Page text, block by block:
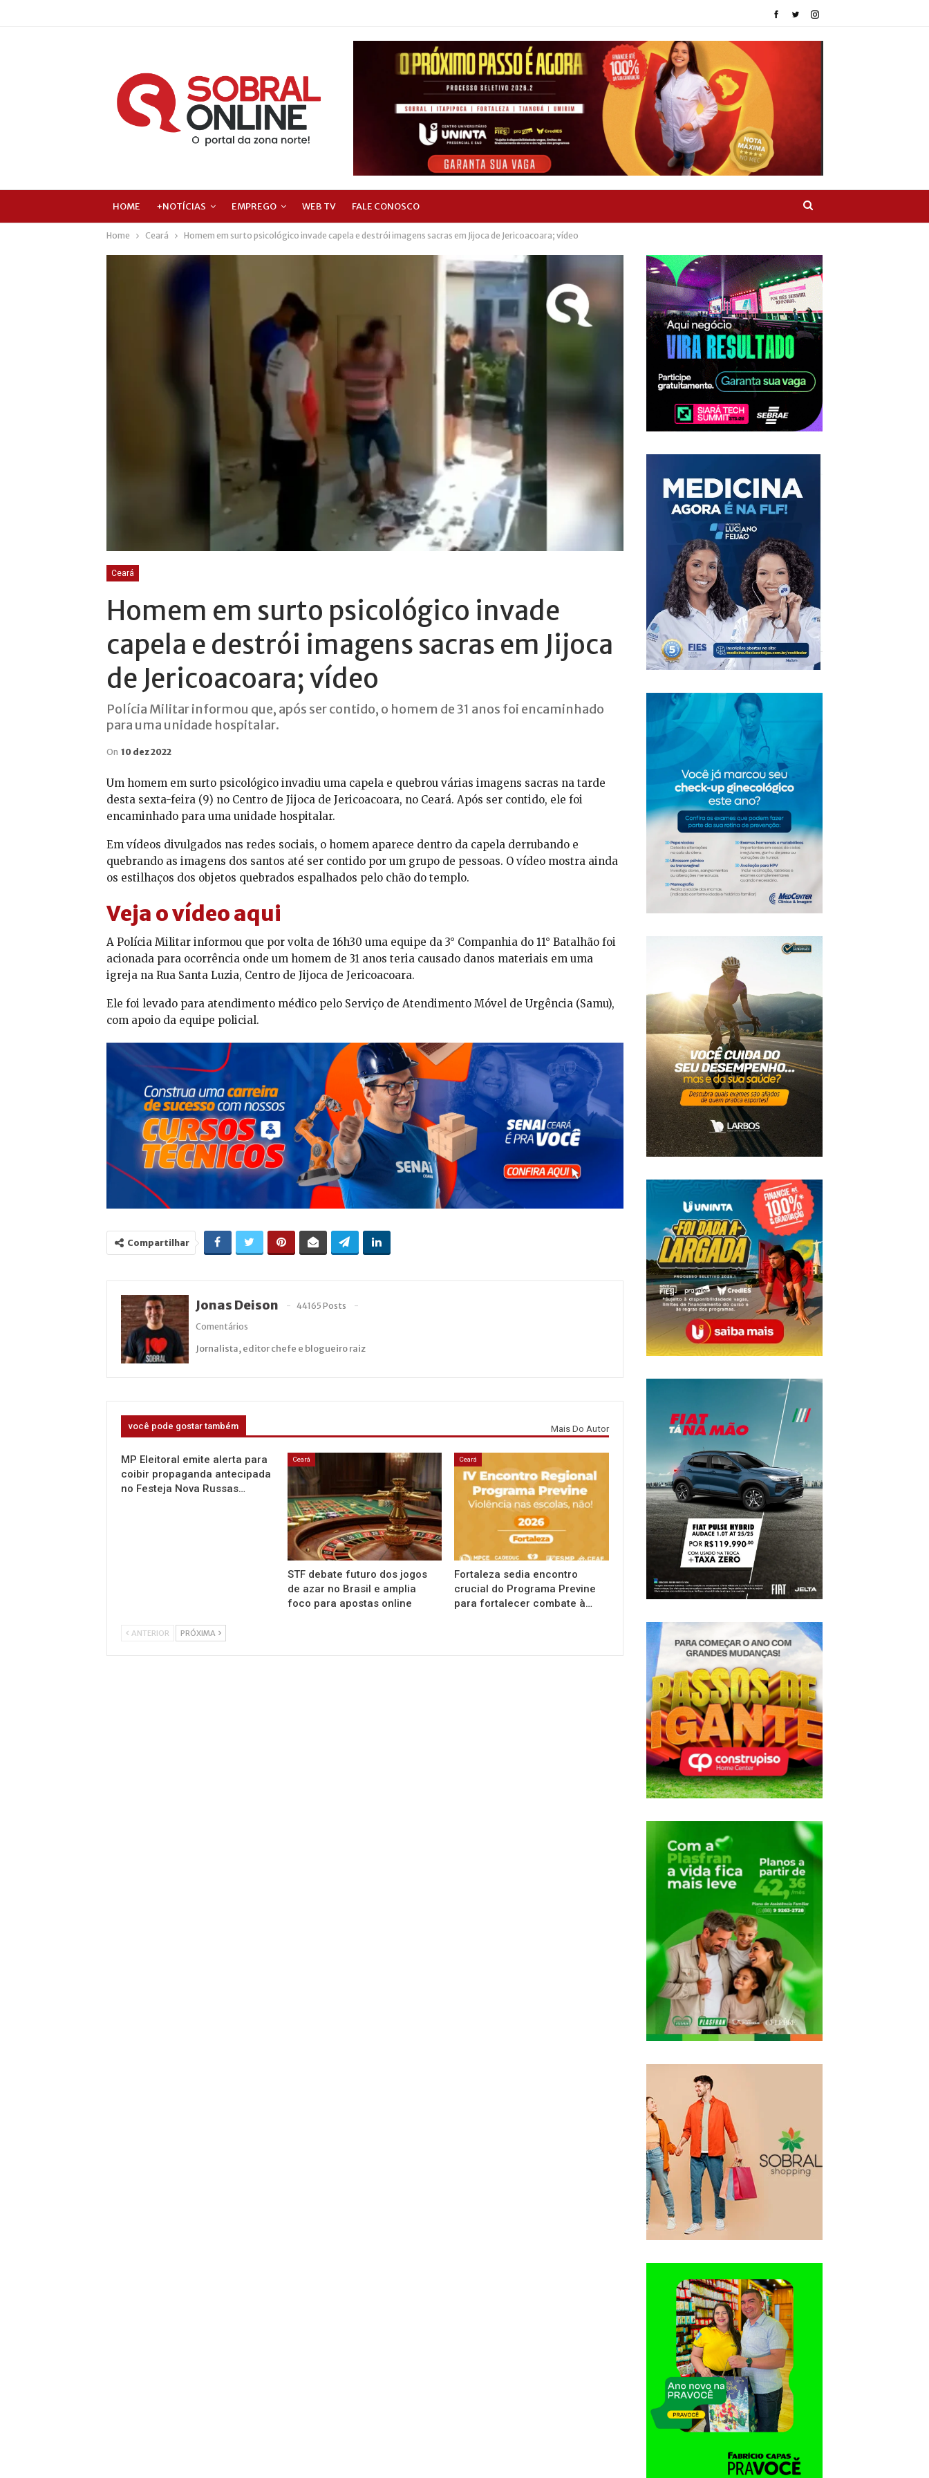
HOME +NOTÍCIAS EMPREGO WEB TV FALE CONOSCO
Home Ceará Homem em surto psicológico invade capela e destrói imagens sacras em Jijoca de Jericoacoara; vídeo
Ceará
Homem em surto psicológico invade
capela e destrói imagens sacras em Jijoca
de Jericoacoara; vídeo
Polícia Militar informou que, após ser contido, o homem de 31 anos foi encaminhado
para uma unidade hospitalar.
On 10 dez 2022
Um homem em surto psicológico invadiu uma capela e quebrou várias imagens sacras na tarde
desta sexta-feira (9) no Centro de Jijoca de Jericoacoara, no Ceará. Após ser contido, ele foi
encaminhado para uma unidade hospitalar.
Em vídeos divulgados nas redes sociais, o homem aparece dentro da capela derrubando e
quebrando as imagens dos santos até ser contido por um grupo de pessoas. O vídeo mostra ainda
os estilhaços dos objetos quebrados espalhados pelo chão do templo.
Veja o vídeo aqui
A Polícia Militar informou que por volta de 16h30 uma equipe da 3° Companhia do 11° Batalhão foi
acionada para ocorrência onde um homem de 31 anos teria causado danos materiais em uma
igreja na Rua Santa Luzia, Centro de Jijoca de Jericoacoara.
Ele foi levado para atendimento médico pelo Serviço de Atendimento Móvel de Urgência (Samu),
com apoio da equipe policial.
Compartilhar
Jonas Deison
44165 Posts
Comentários
Jornalista, editor chefe e blogueiro raiz
você pode gostar também Mais Do Autor
MP Eleitoral emite alerta para
coibir propaganda antecipada
no Festeja Nova Russas…
Ceará
STF debate futuro dos jogos
de azar no Brasil e amplia
foco para apostas online
Ceará
Fortaleza sedia encontro
crucial do Programa Previne
para fortalecer combate à…
ANTERIOR PRÓXIMA